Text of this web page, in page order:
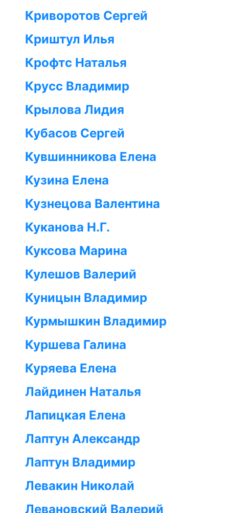
Криворотов Сергей
Криштул Илья
Крофтс Наталья
Крусс Владимир
Крылова Лидия
Кубасов Сергей
Кувшинникова Елена
Кузина Елена
Кузнецова Валентина
Куканова Н.Г.
Куксова Марина
Кулешов Валерий
Куницын Владимир
Курмышкин Владимир
Куршева Галина
Куряева Елена
Лайдинен Наталья
Лапицкая Елена
Лаптун Александр
Лаптун Владимир
Левакин Николай
Левановский Валерий